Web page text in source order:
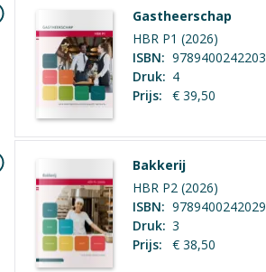
Crebo-nummer
0000
Gastheerschap
HBR P1 (2026)
ISBN: 9789400242203
Druk: 4
Prijs:
€ 39,50
Bakkerij
HBR P2 (2026)
ISBN: 9789400242029
Druk: 3
Prijs:
€ 38,50